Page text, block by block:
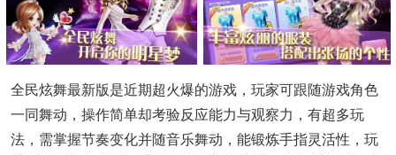
全民炫舞最新版是近期超火爆的游戏，玩家可跟随游戏角色
一同舞动，操作简单却考验反应能力与观察力，有超多玩
法，需掌握节奏变化并随音乐舞动，能锻炼手指灵活性，玩